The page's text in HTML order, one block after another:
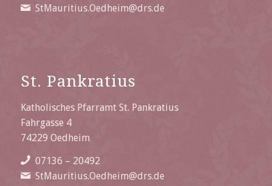
StMauritius.Oedheim@drs.de
St. Pankratius
Katholisches Pfarramt St. Pankratius
Fahrgasse 4
74229 Oedheim
07136 – 20492
StMauritius.Oedheim@drs.de